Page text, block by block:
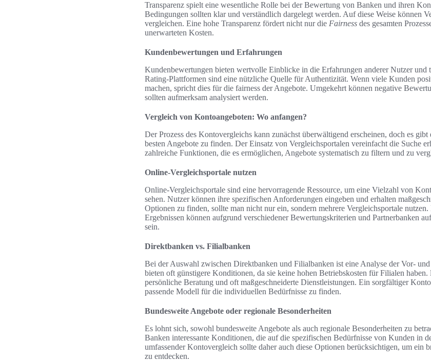
Transparenz spielt eine wesentliche Rolle bei der Bewertung von Banken und ihren
Bedingungen sollten klar und verständlich dargelegt werden. Auf diese Weise können
vergleichen. Eine hohe Transparenz fördert nicht nur die Fairness des gesamten
unerwarteten Kosten.
Kundenbewertungen und Erfahrungen
Kundenbewertungen bieten wertvolle Einblicke in die Erfahrungen anderer Nutzer und
Rating-Plattformen sind eine nützliche Quelle für Authentizität. Wenn viele Kunden
machen, spricht dies für die fairness der Angebote. Umgekehrt können negative
sollten aufmerksam analysiert werden.
Vergleich von Kontoangeboten: Wo anfangen?
Der Prozess des Kontovergleichs kann zunächst überwältigend erscheinen, doch es
besten Angebote zu finden. Der Einsatz von Vergleichsportalen vereinfacht die Suche
zahlreiche Funktionen, die es ermöglichen, Angebote systematisch zu filtern und zu
Online-Vergleichsportale nutzen
Online-Vergleichsportale sind eine hervorragende Ressource, um eine Vielzahl von
sehen. Nutzer können ihre spezifischen Anforderungen eingeben und erhalten
Optionen zu finden, sollte man nicht nur ein, sondern mehrere Vergleichsportale
Ergebnissen können aufgrund verschiedener Bewertungskriterien und Partnerbanken
sein.
Direktbanken vs. Filialbanken
Bei der Auswahl zwischen Direktbanken und Filialbanken ist eine Analyse der Vor-
bieten oft günstigere Konditionen, da sie keine hohen Betriebskosten für Filialen
persönliche Beratung und oft maßgeschneiderte Dienstleistungen. Ein sorgfältiger
passende Modell für die individuellen Bedürfnisse zu finden.
Bundesweite Angebote oder regionale Besonderheiten
Es lohnt sich, sowohl bundesweite Angebote als auch regionale Besonderheiten zu
Banken interessante Konditionen, die auf die spezifischen Bedürfnisse von Kunden in
umfassender Kontovergleich sollte daher auch diese Optionen berücksichtigen, um ein
zu entdecken.